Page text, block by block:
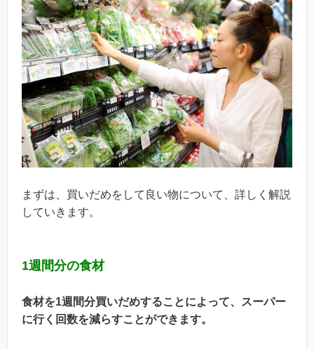
まずは、買いだめをして良い物について、詳しく解説
していきます。
1週間分の食材
食材を1週間分買いだめすることによって、スーパー
に行く回数を減らすことができます。